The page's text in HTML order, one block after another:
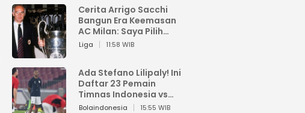
Cerita Arrigo Sacchi
Bangun Era Keemasan
AC Milan: Saya Pilih
Pemain dari Isi Otaknya
Liga 11:58 WIB
Ada Stefano Lilipaly! Ini
Daftar 23 Pemain
Timnas Indonesia vs
China
Bolaindonesia 15:55 WIB